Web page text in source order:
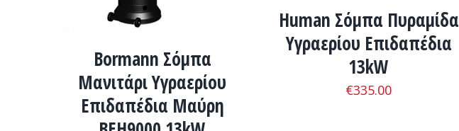
Bormann Σόμπα
Μανιτάρι Υγραερίου
Επιδαπέδια Μαύρη
Human Σόμπα Πυραμίδα
Υγραερίου Επιδαπέδια
13kW
€335.00